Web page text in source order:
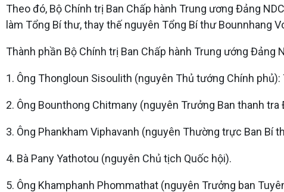
Theo đó, Bộ Chính trị Ban Chấp hành Trung ương Đảng
làm Tổng Bí thư, thay thế nguyên Tổng Bí thư Bounnhang
Thành phần Bộ Chính trị Ban Chấp hành Trung ướng Đảng
1. Ông Thongloun Sisoulith (nguyên Thủ tướng Chính phủ):
2. Ông Bounthong Chitmany (nguyên Trưởng Ban thanh
3. Ông Phankham Viphavanh (nguyên Thường trực Ban Bí
4. Bà Pany Yathotou (nguyên Chủ tịch Quốc hội).
5. Ông Khamphanh Phommathat (nguyên Trưởng ban